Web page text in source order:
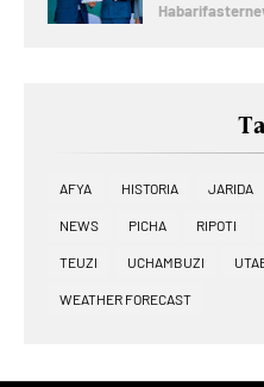
AFYA HISTORIA JARIDA
NEWS PICHA RIPOTI
TEUZI UCHAMBUZI
WEATHER FORECAST